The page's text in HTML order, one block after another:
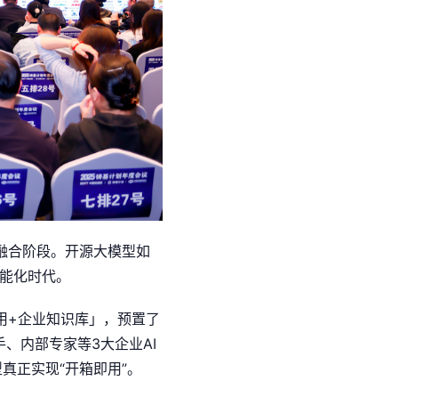
合阶段。开源大模型如
化时代。
+企业知识库」，预置了
内部专家等3大企业AI
实现“开箱即用”。